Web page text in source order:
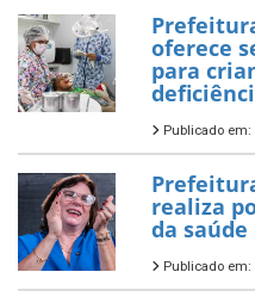
oferece
para
Publicado em:
realiza
da
Publicado em: